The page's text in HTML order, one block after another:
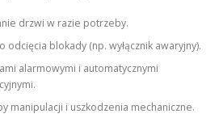
drzwi w razie potrzeby.
odcięcia blokady (np. wyłącznik awaryjny).
alarmowymi i automatycznymi
manipulacji i uszkodzenia mechaniczne.